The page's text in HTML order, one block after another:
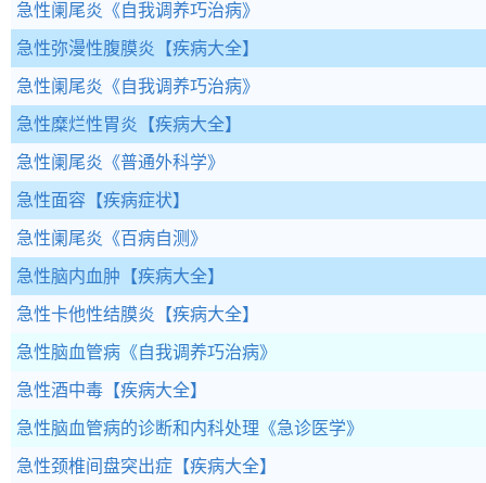
急性阑尾炎 《自我调养巧治病》
急性弥漫性腹膜炎 【疾病大全】
急性阑尾炎 《自我调养巧治病》
急性糜烂性胃炎 【疾病大全】
急性阑尾炎 《普通外科学》
急性面容 【疾病症状】
急性阑尾炎 《百病自测》
急性脑内血肿 【疾病大全】
急性卡他性结膜炎 【疾病大全】
急性脑血管病 《自我调养巧治病》
急性酒中毒 【疾病大全】
急性脑血管病的诊断和内科处理 《急诊医学》
急性颈椎间盘突出症 【疾病大全】